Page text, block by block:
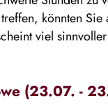
könnten
viel
(23.07. -